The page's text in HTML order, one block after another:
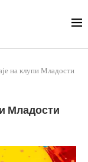
на клупи Младости
Младости